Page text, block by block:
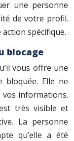
une personne
de votre profil.
spécifique.
blocage
vous offre une
Elle ne
informations.
très visible et
La personne
qu’elle a été